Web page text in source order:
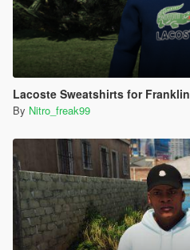
Lacoste Sweatshirts for Franklin
By Nitro_freak99